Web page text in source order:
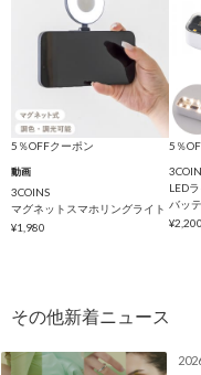
5％OFFクーポン
動画
3COINS
マグネットスマホリングライト
¥1,980
5％
LED
バッ
¥2,200